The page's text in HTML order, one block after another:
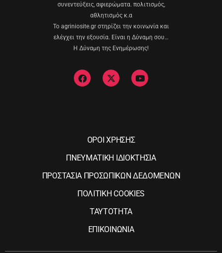
συνεντεύξεις, αφιερώματα. πολιτισμός,
αθλητισμός κ.α
Το agriniosite.gr στηρίζει την κοινωνία και
ελέγχει την εξουσία. Είναι η Δύναμη σου…
Η Δύναμη της Ενημέρωσης!
ΟΡΟΙ ΧΡΗΣΗΣ
ΠΝΕΥΜΑΤΙΚΗ ΙΔΙΟΚΤΗΣΙΑ
ΠΡΟΣΤΑΣΙΑ ΠΡΟΣΩΠΙΚΩΝ ΔΕΔΟΜΕΝΩΝ
ΠΟΛΙΤΙΚΗ COOKIES
ΤΑΥΤΟΤΗΤΑ
ΕΠΙΚΟΙΝΩΝΙΑ